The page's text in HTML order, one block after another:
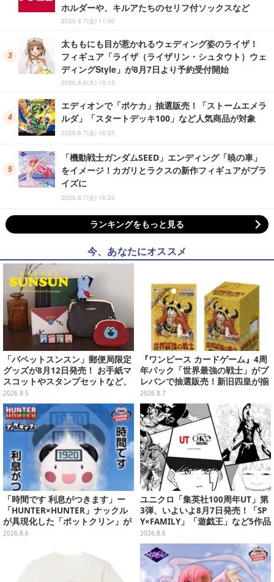
ホルダーや、キルアたちのセリフ付ソックスなど
2026.8.7(金) 11:00
太ももにも目が惹かれるウェディング姿のライザ！
フィギュア「ライザ（ライザリン・シュタウト）ウェ
ディングStyle」が8月7日より予約受付開始
2026.8.6(木) 19:15
エディオンで「ポケカ」抽選販売！「ストームエメラ
ルダ」「スタートデッキ100」など人気商品が対象
2026.8.7(金) 16:25
「機動戦士ガンダムSEED」エンディング「暁の車」
をイメージ！カガリとラクスの新作フィギュアがプラ
イズに
2026.8.7(金) 16:20
ランキングをもっと見る
今、あなたにオススメ
「パペットスンスン」郵便局限定
グッズが8月12日発売！ お手紙マ
スコットやスタンプセットなど、
可愛すぎる全5アイテムがライン
ナップ
2026.8.5
『ワンピース カードゲーム』4周
年パック「世界最強の戦士」がプ
レバンで抽選販売！新旧四皇が揃
い踏み、刃牙作者が描く「カイド
ウ」も
2026.8.7
「時間です 利息がつきます」ー
「HUNTER×HUNTER」ナックル
が具現化した「ポットクリン」が
貯金箱としてプライズ展開
2026.8.6
ユニクロ「集英社100周年UT」第
3弾、いよいよ8月7日発売！「SP
Y×FAMILY」「遊戯王」など5作品
をデザイン
2026.8.6